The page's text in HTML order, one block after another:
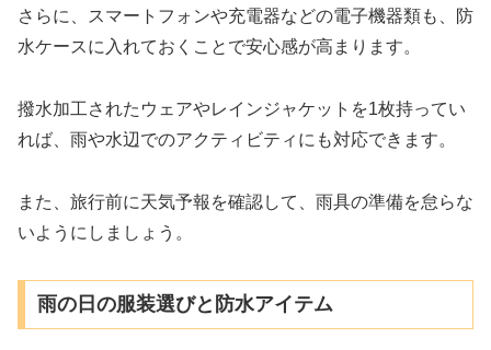
さらに、スマートフォンや充電器などの電子機器類も、防
水ケースに入れておくことで安心感が高まります。
撥水加工されたウェアやレインジャケットを1枚持ってい
れば、雨や水辺でのアクティビティにも対応できます。
また、旅行前に天気予報を確認して、雨具の準備を怠らな
いようにしましょう。
雨の日の服装選びと防水アイテム